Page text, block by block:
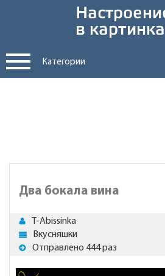
Категории
Два бокала вина
T-Abissinka
Вкусняшки
Отправлено 444 раз